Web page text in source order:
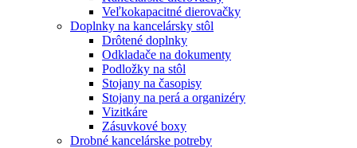
Veľkokapacitné dierovačky
Doplnky na kancelársky stôl
Drôtené doplnky
Odkladače na dokumenty
Podložky na stôl
Stojany na časopisy
Stojany na perá a organizéry
Vizitkáre
Zásuvkové boxy
Drobné kancelárske potreby